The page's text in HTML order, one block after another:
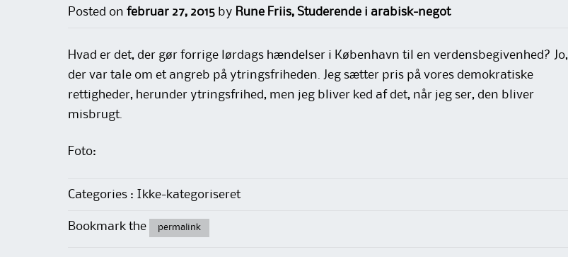
Posted on februar 27, 2015 by Rune Friis, Studerende i arabisk-negot
Hvad er det, der gør forrige lørdags hændelser i København til en verdensbegivenhed? Jo,
der var tale om et angreb på ytringsfriheden. Jeg sætter pris på vores demokratiske
rettigheder, herunder ytringsfrihed, men jeg bliver ked af det, når jeg ser, den bliver
misbrugt.
Foto:
Categories : Ikke-kategoriseret
Bookmark the permalink